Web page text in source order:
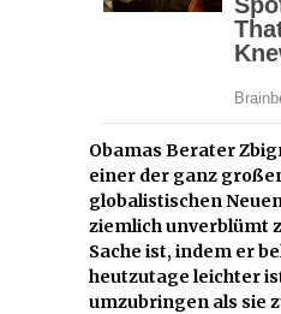
Obamas Berater
einer der ganz
globalistischen
ziemlich unverblümt
Sache ist, indem er
heutzutage leichter
umzubringen als sie